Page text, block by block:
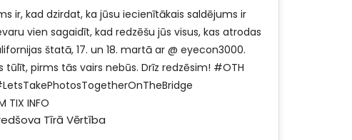
ir, kad dzirdat, ka jūsu iecienītākais saldējums ir
vien sagaidīt, kad redzēšu jūs visus, kas atrodas
štatā, 17. un 18. martā ar @ eyecon3000.
tūlīt, pirms tās vairs nebūs. Drīz redzēsim! #OTH
TIX INFO
Tīrā Vērtība